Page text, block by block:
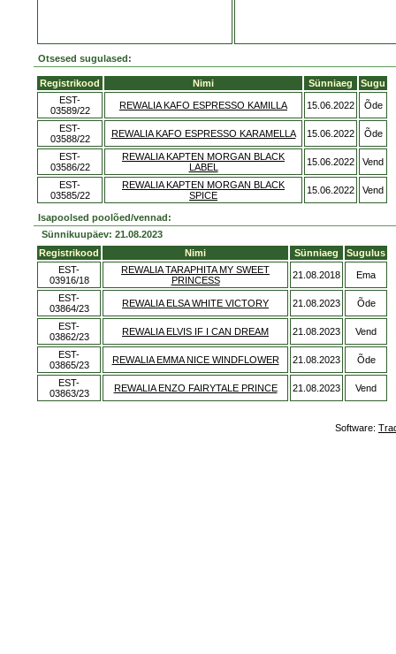
Otsesed sugulased:
Registrikood Nimi Sünniaeg
Sugu
EST-
03589/22
REWALIA KAFO ESPRESSO KAMILLA 15.06.2022 Õde
EST-
03588/22
REWALIA KAFO ESPRESSO KARAMELLA 15.06.2022 Õde
EST-
03586/22
REWALIA KAPTEN MORGAN BLACK
LABEL
15.06.2022 Vend
EST-
03585/22
REWALIA KAPTEN MORGAN BLACK
SPICE
15.06.2022 Vend
Isapoolsed poolõed/vennad:
Sünnikuupäev: 21.08.2023
Registrikood
Nimi Sünniaeg
Sugulus
EST-
03916/18
REWALIA TARAPHITA MY SWEET
PRINCESS
21.08.2018 Ema
EST-
03864/23
REWALIA ELSA WHITE VICTORY 21.08.2023 Õde
EST-
03862/23
REWALIA ELVIS IF I CAN DREAM 21.08.2023 Vend
EST-
03865/23
REWALIA EMMA NICE WINDFLOWER 21.08.2023 Õde
EST-
03863/23
REWALIA ENZO FAIRYTALE PRINCE 21.08.2023 Vend
Software: